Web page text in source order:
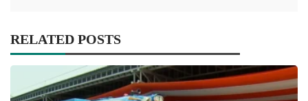
RELATED POSTS